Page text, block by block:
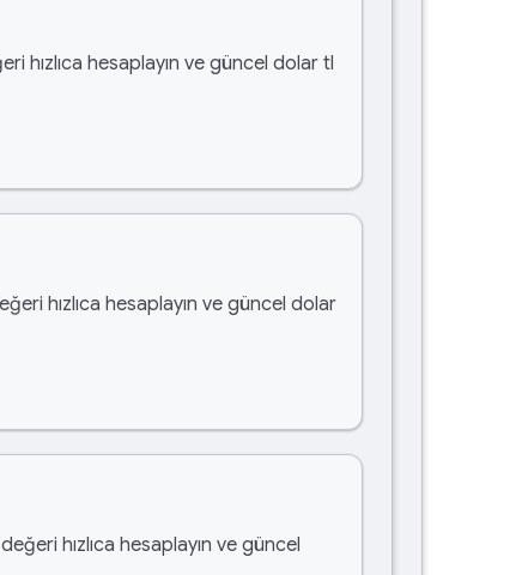
hızlıca hesaplayın ve güncel dolar tl
hızlıca hesaplayın ve güncel dolar
hızlıca hesaplayın ve güncel